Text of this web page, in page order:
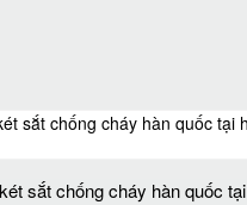
két sắt chống cháy hàn quốc tại